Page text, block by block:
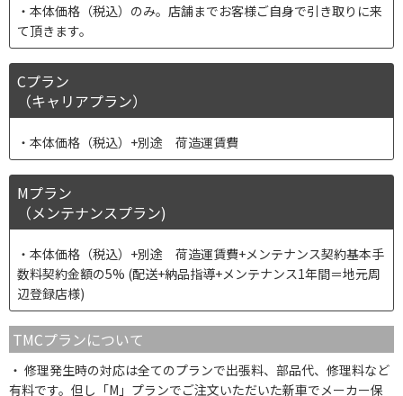
本体価格（税込）のみ。店舗までお客様ご自身で引き取りに来
て頂きます。
Cプラン
（キャリアプラン）
本体価格（税込）+別途 荷造運賃費
Mプラン
（メンテナンスプラン)
本体価格（税込）+別途 荷造運賃費+メンテナンス契約基本手
数料契約金額の5% (配送+納品指導+メンテナンス1年間＝地元周
辺登録店様)
TMCプランについて
修理発生時の対応は全てのプランで出張料、部品代、修理料など
有料です。但し「M」プランでご注文いただいた新車でメーカー保